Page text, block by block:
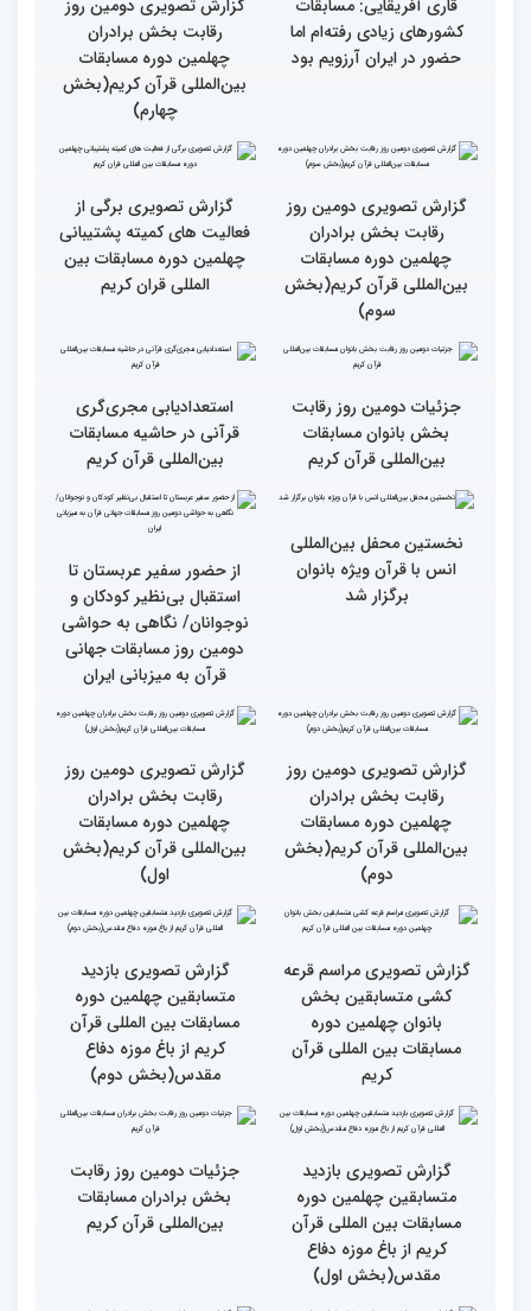
کسب موفقیت‌های متعدد
انس با قرآن چراغ راه
رسیدن به سرمنزل مقصود
است
قرائت قرآن برای هر
مسلمان باید اولین اولویت
باشد
انس با قرآن در روابط
اجتماعی افراد تأثیرگذار است
قاری آفریقایی: مسابقات
حضور در ایران آرزویم بود
گزارش تصویری دومین روز
چهلمین دوره مسابقات
بین‌المللی قرآن کریم(بخش
چهارم)
گزارش تصویری دومین روز
رقابت بخش برادران
چهلمین دوره مسابقات
گزارش تصویری برگی از
فعالیت های کمیته پشتیبانی
چهلمین دوره مسابقات بین
المللی قران کریم
جزئیات دومین روز رقابت
بخش بانوان مسابقات
بین‌المللی قرآن کریم
استعدادیابی مجری‌گری
قرآنی در حاشیه مسابقات
بین‌المللی قرآن کریم
نخستین محفل بین‌المللی
انس با قرآن ویژه بانوان
از حضور سفیر عربستان تا
نوجوانان/ نگاهی به حواشی
دومین روز مسابقات جهانی
قرآن به میزبانی ایران
گزارش تصویری دومین روز
چهلمین دوره مسابقات
بین‌المللی قرآن کریم(بخش
دوم)
گزارش تصویری دومین روز
چهلمین دوره مسابقات
بین‌المللی قرآن کریم(بخش
اول)